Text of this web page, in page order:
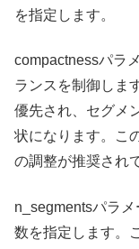
を指定します。
compactnessパラ
ランスを制御しま
優先され、セグメ
状になります。こ
の調整が推奨され
n_segmentsパラ
数を指定します。